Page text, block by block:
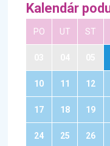
Kalendár
PO UT ST
10 11 12
17 18 19
24 25 26